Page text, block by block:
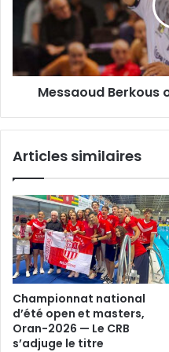
Messaoud
Articles similaires
Championnat national
d’été open et masters,
Oran-2026 — Le CRB
s’adjuge le titre